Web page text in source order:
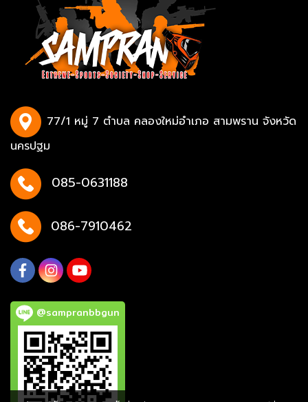
77/1 หมู่ 7 ตำบล คลองใหม่อำเภอ สามพราน จังหวัด
นครปฐม
085-0631188
086-7910462
@sampranbbgun